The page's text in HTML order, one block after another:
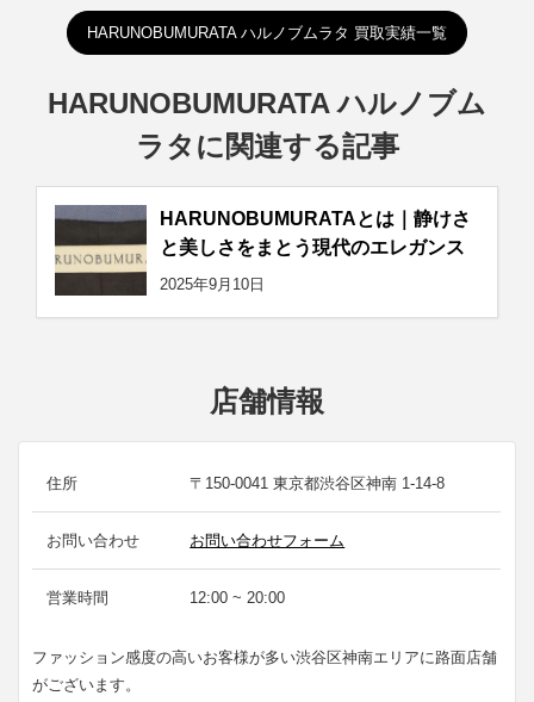
HARUNOBUMURATA ハルノブムラタ 買取実績一覧
HARUNOBUMURATA ハルノブム
ラタに関連する記事
HARUNOBUMURATAとは｜静けさ
と美しさをまとう現代のエレガンス
2025年9月10日
店舗情報
住所 〒150-0041 東京都渋谷区神南 1-14-8
お問い合わせ お問い合わせフォーム
営業時間 12:00 ~ 20:00
ファッション感度の高いお客様が多い渋谷区神南エリアに路面店舗
がございます。